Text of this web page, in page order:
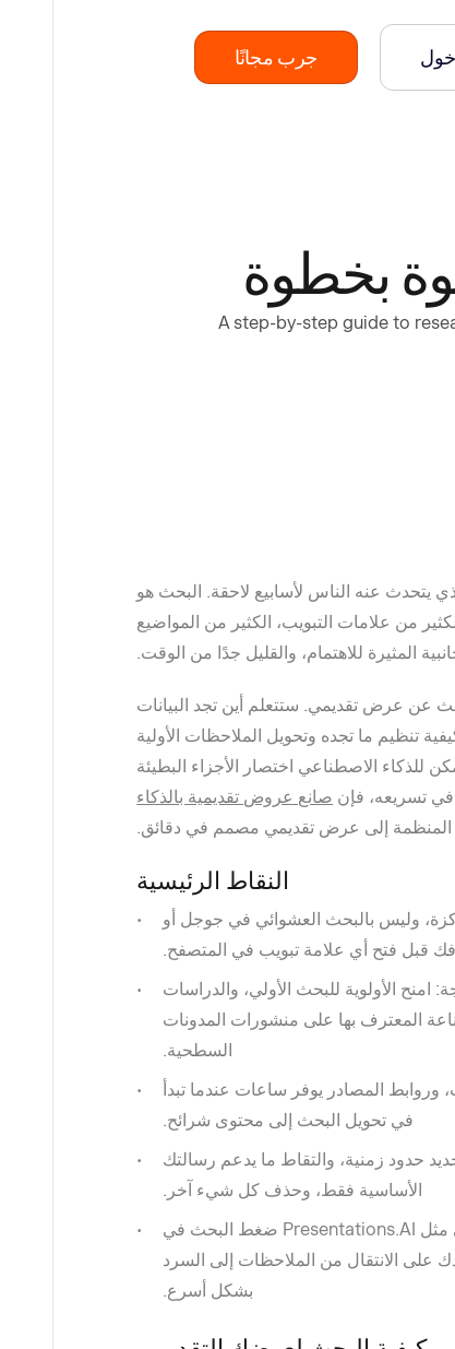
جرب مجانًا
بخطوة
A step-by-step guide to
يتحدث عنه الناس لأسابيع لاحقة. البحث هو
من علامات التبويب، الكثير من المواضيع
المثيرة للاهتمام، والقليل جدًا من الوقت.
عن عرض تقديمي. ستتعلم أين تجد البيانات
تنظيم ما تجده وتحويل الملاحظات الأولية
الاصطناعي اختصار الأجزاء البطيئة
تسريعه، فإن صانع عروض تقديمية بالذكاء
المنظمة إلى عرض تقديمي مصمم في دقائق.
النقاط الرئيسية
وليس بالبحث العشوائي في جوجل أو
قبل فتح أي علامة تبويب في المتصفح.
امنح الأولوية للبحث الأولي، والدراسات
المعترف بها على منشورات المدونات
السطحية.
المصادر يوفر ساعات عندما تبدأ
في تحويل البحث إلى محتوى شرائح.
حدود زمنية، والتقاط ما يدعم رسالتك
الأساسية فقط، وحذف كل شيء آخر.
يمكن لصانع عروض تقديمية بالذكاء الاصطناعي مثل Presentations.AI ضغط البحث في
الانتقال من الملاحظات إلى السرد
بشكل أسرع.